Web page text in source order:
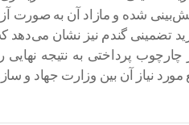
گندم نیز نشان می‌دهد
پرداختی به نتیجه
نیاز آن بین وزارت جهاد و